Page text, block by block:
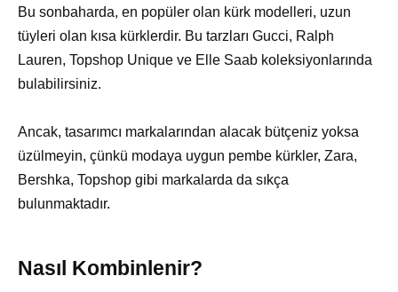
Bu sonbaharda, en popüler olan kürk modelleri, uzun
tüyleri olan kısa kürklerdir. Bu tarzları Gucci, Ralph
Lauren, Topshop Unique ve Elle Saab koleksiyonlarında
bulabilirsiniz.
Ancak, tasarımcı markalarından alacak bütçeniz yoksa
üzülmeyin, çünkü modaya uygun pembe kürkler, Zara,
Bershka, Topshop gibi markalarda da sıkça
bulunmaktadır.
Nasıl Kombinlenir?